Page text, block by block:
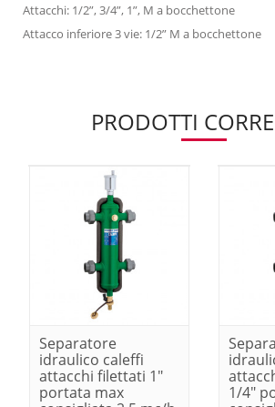
Attacchi: 1/2”, 3/4”, 1”, M a bocchettone
Attacco inferiore 3 vie: 1/2” M a bocchettone
PRODOTTI
Separatore
idraulico caleffi
attacchi filettati 1"
portata max
1/4"